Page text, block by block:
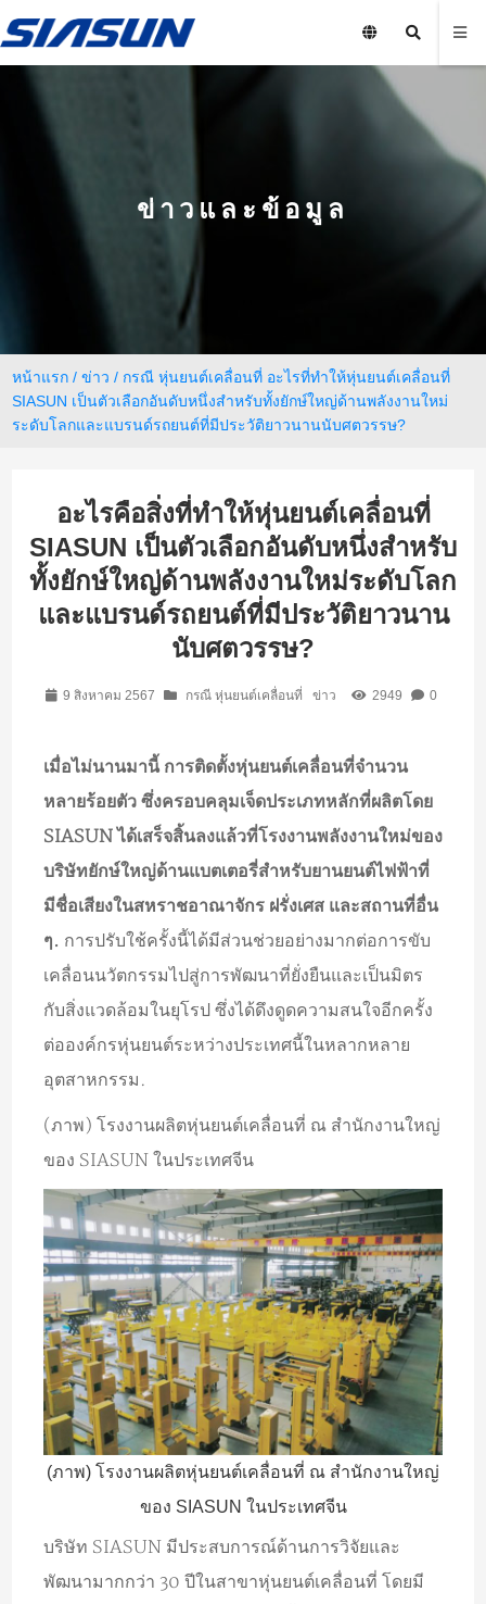
ข่าวและข้อมูล
หน้าแรก /ข่าว / กรณี หุ่นยนต์เคลื่อนที่ อะไรที่ทำให้หุ่นยนต์เคลื่อนที่
SIASUN เป็นตัวเลือกอันดับหนึ่งสำหรับทั้งยักษ์ใหญ่ด้านพลังงานใหม่
ระดับโลกและแบรนด์รถยนต์ที่มีประวัติยาวนานนับศตวรรษ?
อะไรคือสิ่งที่ทำให้หุ่นยนต์เคลื่อนที่
SIASUN เป็นตัวเลือกอันดับหนึ่งสำหรับ
ทั้งยักษ์ใหญ่ด้านพลังงานใหม่ระดับโลก
และแบรนด์รถยนต์ที่มีประวัติยาวนาน
นับศตวรรษ?
9 สิงหาคม 2567 กรณี หุ่นยนต์เคลื่อนที่ ข่าว 2949 0
เมื่อไม่นานมานี้ การติดตั้งหุ่นยนต์เคลื่อนที่จำนวน
หลายร้อยตัว ซึ่งครอบคลุมเจ็ดประเภทหลักที่ผลิตโดย
SIASUN ได้เสร็จสิ้นลงแล้วที่โรงงานพลังงานใหม่ของ
บริษัทยักษ์ใหญ่ด้านแบตเตอรี่สำหรับยานยนต์ไฟฟ้าที่
มีชื่อเสียงในสหราชอาณาจักร ฝรั่งเศส และสถานที่อื่น
ๆ. การปรับใช้ครั้งนี้ได้มีส่วนช่วยอย่างมากต่อการขับ
เคลื่อนนวัตกรรมไปสู่การพัฒนาที่ยั่งยืนและเป็นมิตร
กับสิ่งแวดล้อมในยุโรป ซึ่งได้ดึงดูดความสนใจอีกครั้ง
ต่อองค์กรหุ่นยนต์ระหว่างประเทศนี้ในหลากหลาย
อุตสาหกรรม.
(ภาพ) โรงงานผลิตหุ่นยนต์เคลื่อนที่ ณ สำนักงานใหญ่
ของ SIASUN ในประเทศจีน
(ภาพ) โรงงานผลิตหุ่นยนต์เคลื่อนที่ ณ สำนักงานใหญ่
ของ SIASUN ในประเทศจีน
บริษัท SIASUN มีประสบการณ์ด้านการวิจัยและ
พัฒนามากกว่า 30 ปีในสาขาหุ่นยนต์เคลื่อนที่ โดยมี